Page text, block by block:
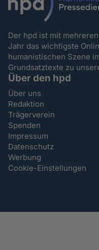
Der hpd ist mit
Jahr das wichtigste
humanistischen Szene
Grundsatztexte zu
Über den hpd
Über uns
Redaktion
Trägerverein
Spenden
Impressum
Datenschutz
Werbung
Cookie-Einstellungen